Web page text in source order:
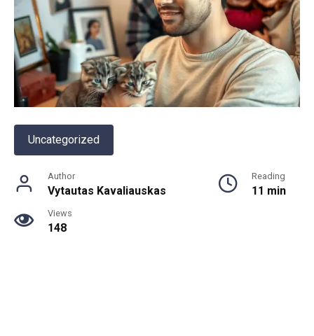
Uncategorized
Author
Vytautas Kavaliauskas
Reading
11 min
Views
148